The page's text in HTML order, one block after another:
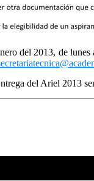
del 2013, de
del Ariel 2013